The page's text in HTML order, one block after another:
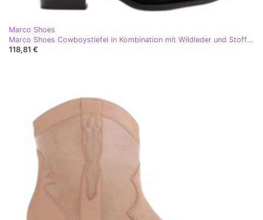
Marco Shoes
Marco Shoes Cowboystiefel in Kombination mit Wildleder und Stoff schwarz
118,81 €